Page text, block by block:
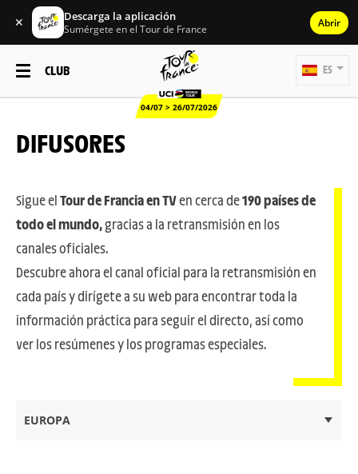
✕ Descarga la aplicación
Sumérgete en el Tour de France Abrir
CLUB
04/07 > 26/07/2026
ES
DIFUSORES
Sigue elTour de Francia en TVen cerca de190 países de
todo el mundo,gracias a la retransmisión en los
canales oficiales.
Descubre ahora el canal oficial para la retransmisión en
cada país y dirígete a su web para encontrar toda la
información práctica para seguir el directo, así como
ver los resúmenes y los programas especiales.
EUROPA